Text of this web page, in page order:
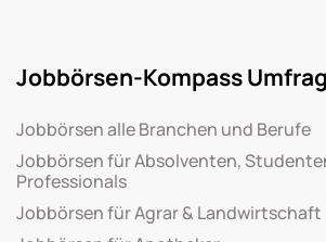
Jobbörsen-Kompass
Jobbörsen alle Branchen und Berufe
Jobbörsen für Absolventen,
Professionals
Jobbörsen für Agrar & Landwirtschaft